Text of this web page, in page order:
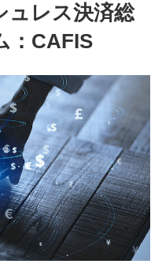
ュレス決済総
：CAFIS